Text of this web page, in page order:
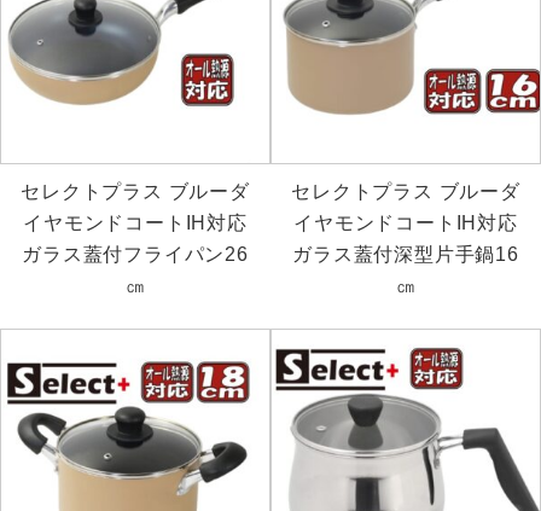
セレクトプラス ブルーダ
イヤモンドコートIH対応
ガラス蓋付フライパン26
㎝
セレクトプラス ブルーダ
イヤモンドコートIH対応
ガラス蓋付深型片手鍋16
㎝